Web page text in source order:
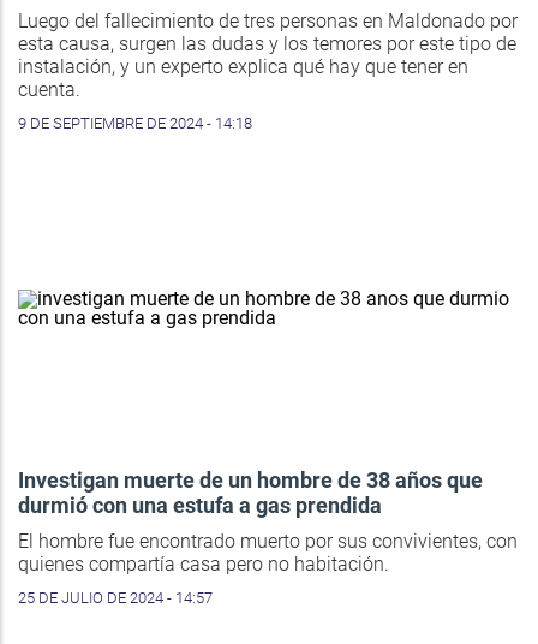
Luego del fallecimiento de tres personas en Maldonado por
esta causa, surgen las dudas y los temores por este tipo de
instalación, y un experto explica qué hay que tener en
cuenta.
9 DE SEPTIEMBRE DE 2024 - 14:18
Investigan muerte de un hombre de 38 años que
durmió con una estufa a gas prendida
El hombre fue encontrado muerto por sus convivientes, con
quienes compartía casa pero no habitación.
25 DE JULIO DE 2024 - 14:57